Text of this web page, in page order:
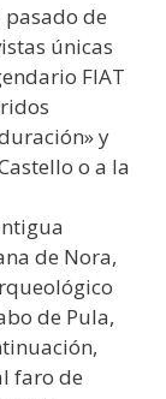
pasado de
únicas
FIAT
y
o a la
de Nora,
de Pula,
faro de